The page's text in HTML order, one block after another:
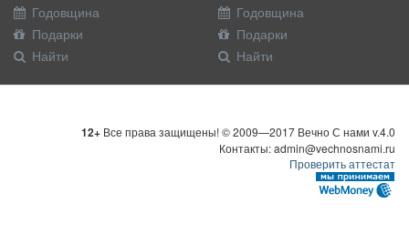
Годовщина
Подарки
Найти
Годовщина
Подарки
Найти
12+ Все права защищены! © 2009—2017 Вечно С нами v.4.0
Контакты: admin@vechnosnami.ru
Проверить аттестат